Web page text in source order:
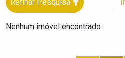
Refinar Pesquisa
Nenhum imóvel encontrado